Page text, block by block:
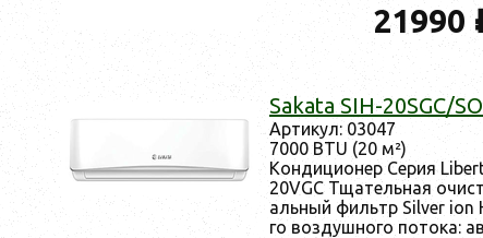
21990
Sakata SIH-20SGC/
Ар­ти­кул: 03047
7000 BTU (20 м²)
Кон­ди­ци­онер Се­рия
20VGC Тща­тель­ная
аль­ный филь­тр Silver ion
го воз­душно­го по­тока: